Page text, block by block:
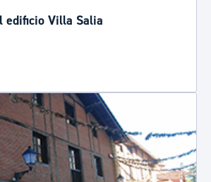
edificio Villa Salia